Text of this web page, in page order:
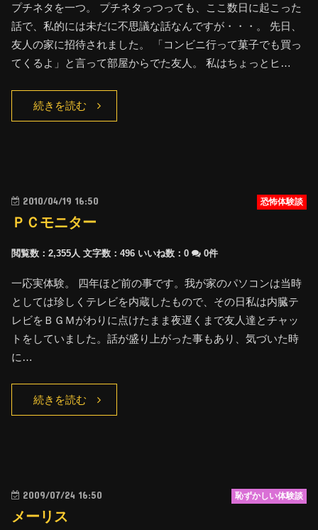
プチネタを一つ。 プチネタっつっても、ここ数日に起こった
話で、私的には未だに不思議な話なんですが・・・。 先日、
友人の家に招待されました。 「コンビニ行って菓子でも買っ
てくるよ」と言って部屋からでた友人。 私はちょっとヒ…
続きを読む
2010/04/19 16:50 恐怖体験談
ＰＣモニター
閲覧数：2,355人 文字数：496 いいね数：0 0件
一応実体験。 四年ほど前の事です。我が家のパソコンは当時
としては珍しくテレビを内蔵したもので、その日私は内臓テ
レビをＢＧＭがわりに点けたまま夜遅くまで友人達とチャッ
トをしていました。話が盛り上がった事もあり、気づいた時
に…
続きを読む
2009/07/24 16:50 恥ずかしい体験談
メーリス